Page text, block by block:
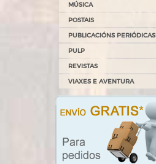
MÚSICA
POSTAIS
PUBLICACIÓNS PERIÓDICAS
PULP
REVISTAS
VIAXES E AVENTURA